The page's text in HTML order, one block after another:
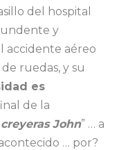
del hospital
y
accidente aéreo
ruedas, y su
es
de la
John” … a
… por?